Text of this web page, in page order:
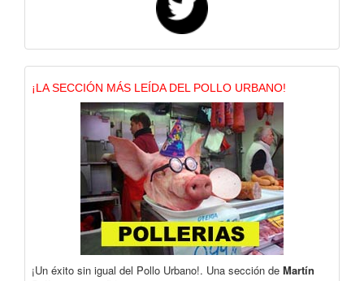
¡LA SECCIÓN MÁS LEÍDA DEL POLLO URBANO!
¡Un éxito sin igual del Pollo Urbano!. Una sección de Martín